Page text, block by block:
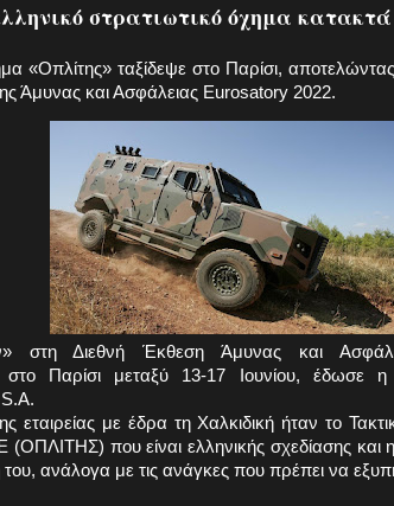
στρατιωτικό όχημα
«Οπλίτης» ταξίδεψε στο Παρίσι,
Άμυνας και Ασφάλειας Eurosatory 2022.
στη Διεθνή Έκθεση Άμυνας και
στο Παρίσι μεταξύ 13-17 Ιουνίου, έδωσε η
εταιρείας με έδρα τη Χαλκιδική ήταν το
που είναι ελληνικής σχεδίασης και
ανάλογα με τις ανάγκες που πρέπει να